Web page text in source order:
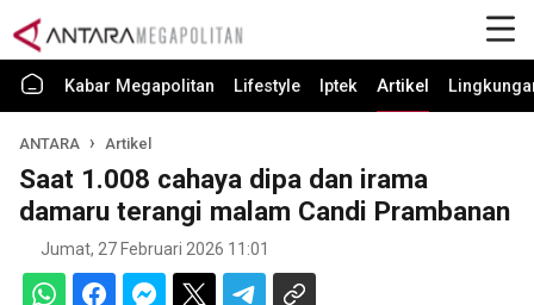
Kabar Megapolitan Lifestyle Iptek Artikel
ANTARA Artikel
Saat 1.008 cahaya dipa dan irama
damaru terangi malam Candi Prambanan
Jumat, 27 Februari 2026 11:01